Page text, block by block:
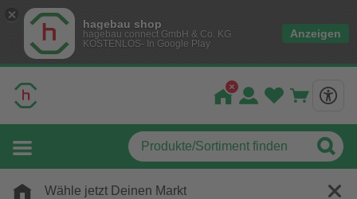
hagebau shop
hagebau connect GmbH & Co. KG
KOSTENLOS- In Google Play
Anzeigen
Wähle jetzt Deinen Markt